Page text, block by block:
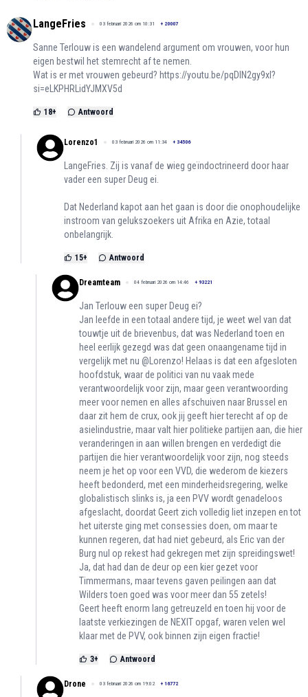
LangeFries 03 februari 2026 om 10:31 + 20007
Sanne Terlouw is een wandelend argument om vrouwen, voor hun
eigen bestwil het stemrecht af te nemen.
Wat is er met vrouwen gebeurd? https://youtu.be/pqDIN2gy9xI?
si=eLKPHRLidYJMXV5d
18+ Antwoord
Lorenzo1 03 februari 2026 om 11:34 + 34506
LangeFries. Zij is vanaf de wieg geïndoctrineerd door haar
vader een super Deug ei.
Dat Nederland kapot aan het gaan is door die onophoudelijke
instroom van gelukszoekers uit Afrika en Azie, totaal
onbelangrijk.
15+ Antwoord
Dreamteam 04 februari 2026 om 14:46 + 93221
Jan Terlouw een super Deug ei?
Jan leefde in een totaal andere tijd, je weet wel van dat
touwtje uit de brievenbus, dat was Nederland toen en
heel eerlijk gezegd was dat geen onaangename tijd in
vergelijk met nu @Lorenzo! Helaas is dat een afgesloten
hoofdstuk, waar de politici van nu vaak mede
verantwoordelijk voor zijn, maar geen verantwoording
meer voor nemen en alles afschuiven naar Brussel en
daar zit hem de crux, ook jij geeft hier terecht af op de
asielindustrie, maar valt hier politieke partijen aan, die hier
veranderingen in aan willen brengen en verdedigt die
partijen die hier verantwoordelijk voor zijn, nog steeds
neem je het op voor een VVD, die wederom de kiezers
heeft bedonderd, met een minderheidsregering, welke
globalistisch slinks is, ja een PVV wordt genadeloos
afgeslacht, doordat Geert zich volledig liet inzepen en tot
het uiterste ging met consessies doen, om maar te
kunnen regeren, dat had niet gebeurd, als Eric van der
Burg nul op rekest had gekregen met zijn spreidingswet!
Ja, dat had dan de deur op een kier gezet voor
Timmermans, maar tevens gaven peilingen aan dat
Wilders toen goed was voor meer dan 55 zetels!
Geert heeft enorm lang getreuzeld en toen hij voor de
laatste verkiezingen de NEXIT opgaf, waren velen wel
klaar met de PVV, ook binnen zijn eigen fractie!
3+ Antwoord
Drone 03 februari 2026 om 19:02 + 16772